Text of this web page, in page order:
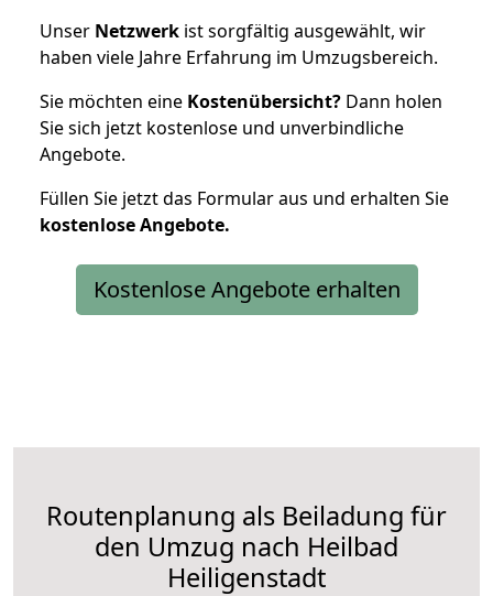
Unser Netzwerk ist sorgfältig ausgewählt, wir
haben viele Jahre Erfahrung im Umzugsbereich.
Sie möchten eine Kostenübersicht? Dann holen
Sie sich jetzt kostenlose und unverbindliche
Angebote.
Füllen Sie jetzt das Formular aus und erhalten Sie
kostenloseAngebote.
Kostenlose Angebote erhalten
Routenplanung als Beiladung für
den Umzug nach Heilbad
Heiligenstadt